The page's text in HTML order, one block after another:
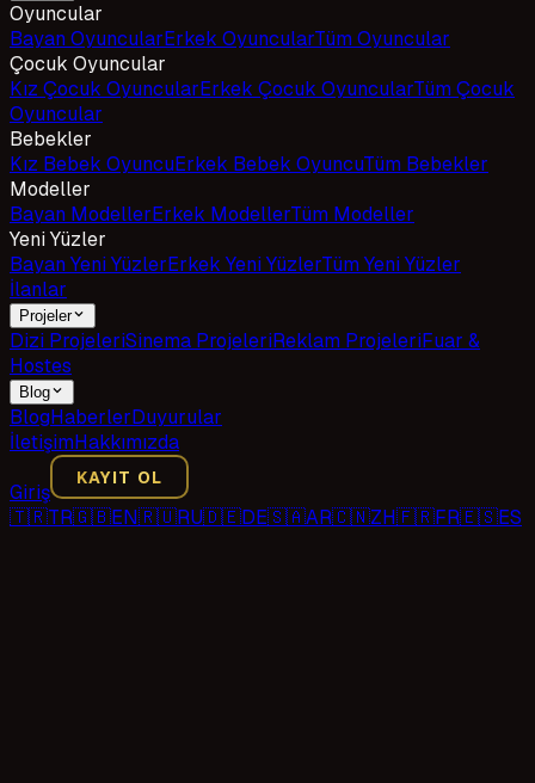
Oyuncular
Bayan OyuncularErkek OyuncularTüm Oyuncular
Çocuk Oyuncular
Kız Çocuk OyuncularErkek Çocuk OyuncularTüm Çocuk
Oyuncular
Bebekler
Kız Bebek OyuncuErkek Bebek OyuncuTüm Bebekler
Modeller
Bayan ModellerErkek ModellerTüm Modeller
Yeni Yüzler
Bayan Yeni YüzlerErkek Yeni YüzlerTüm Yeni Yüzler
İlanlar
Projeler
Dizi ProjeleriSinema ProjeleriReklam ProjeleriFuar &
Hostes
Blog
BlogHaberlerDuyurular
İletişimHakkımızda
Giriş
KAYIT OL
🇹🇷TR🇬🇧EN🇷🇺RU🇩🇪DE🇸🇦AR🇨🇳ZH🇫🇷FR🇪🇸ES